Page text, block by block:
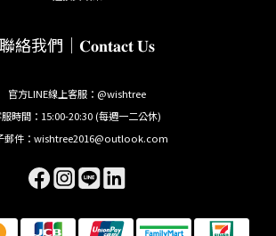
聯絡我們｜𝐂𝐨𝐧𝐭𝐚𝐜𝐭 𝐔𝐬
官方LINE線上客服：@wishtree
時間：15:00-20:30 (每週一二公休)
郵件：wishtree2016@outlook.com